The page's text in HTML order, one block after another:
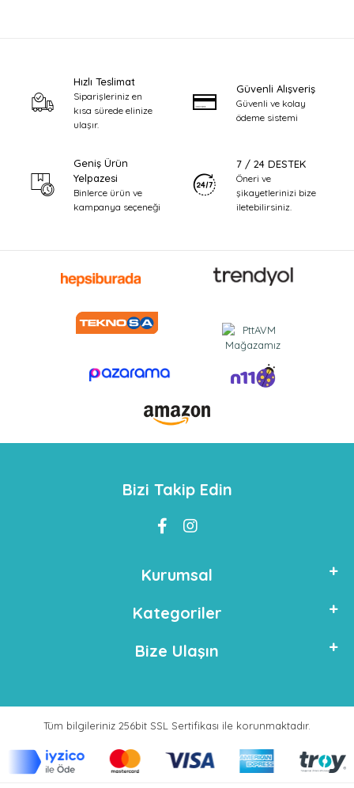
Hızlı Teslimat
Siparişleriniz en
kısa sürede elinize
ulaşır.
Güvenli Alışveriş
Güvenli ve kolay
ödeme sistemi
Geniş Ürün
Yelpazesi
Binlerce ürün ve
kampanya seçeneği
7 / 24 DESTEK
Öneri ve
şikayetlerinizi bize
iletebilirsiniz.
Bizi Takip Edin
Kurumsal
Kategoriler
Bize Ulaşın
Tüm bilgileriniz 256bit SSL Sertifikası ile korunmaktadır.